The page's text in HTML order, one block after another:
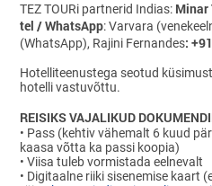
TEZ TOURi partnerid Indias: Minar
tel / WhatsApp: Varvara
(WhatsApp), Rajini Fernandes:
Hotelliteenustega seotud
hotelli vastuvõttu.
REISIKS VAJALIKUD
• Pass (kehtiv vähemalt 6 kuud
kaasa võtta ka passi koopia)
• Viisa tuleb vormistada eelnevalt
• Digitaalne riiki sisenemise kaart